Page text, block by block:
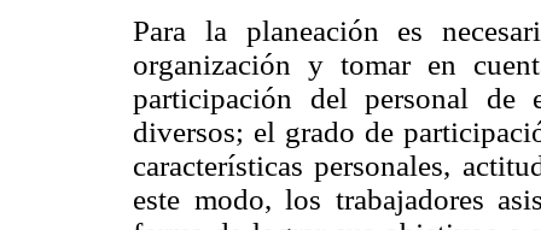
Para la planeación es
organización y tomar en
participación del personal de
diversos; el grado de
características personales,
este modo, los trabajadores